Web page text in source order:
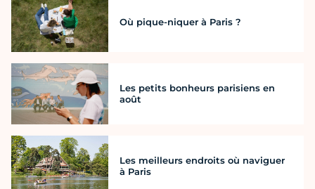
Où pique-niquer à Paris ?
Les petits bonheurs parisiens en
août
Les meilleurs endroits où naviguer
à Paris